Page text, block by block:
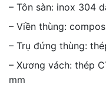
– Tôn sàn: inox 304
– Viền thùng:
– Trụ đứng thùng:
– Xương vách: thép
mm